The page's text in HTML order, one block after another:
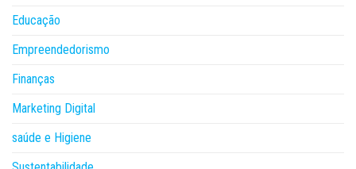
Educação
Empreendedorismo
Finanças
Marketing Digital
saúde e Higiene